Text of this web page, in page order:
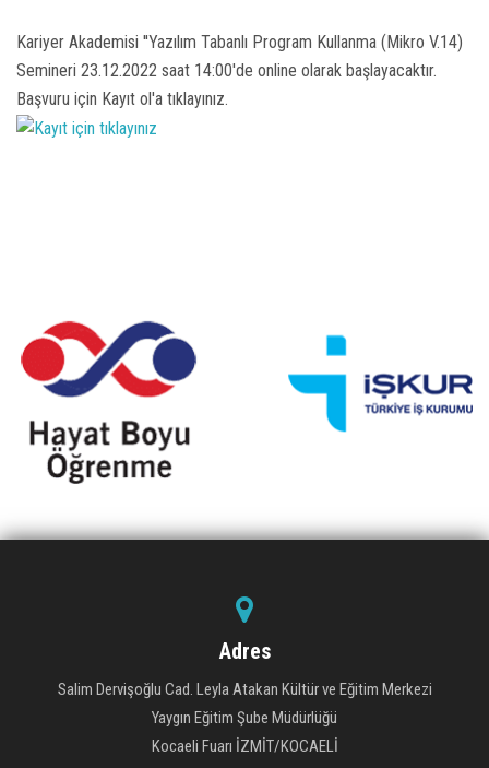
Kariyer Akademisi ''Yazılım Tabanlı Program Kullanma (Mikro V.14)
Semineri 23.12.2022 saat 14:00'de online olarak başlayacaktır.
Başvuru için Kayıt ol'a tıklayınız.
Adres
Salim Dervişoğlu Cad. Leyla Atakan Kültür ve Eğitim Merkezi
Yaygın Eğitim Şube Müdürlüğü
Kocaeli Fuarı İZMİT/KOCAELİ